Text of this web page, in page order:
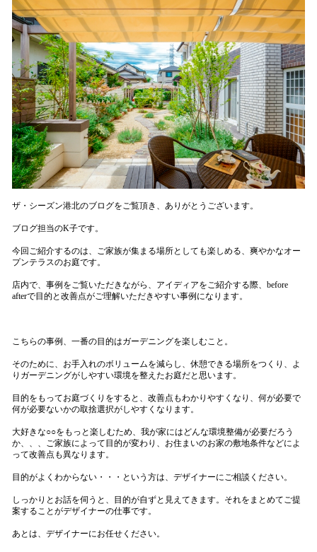
ザ・シーズン港北のブログをご覧頂き、ありがとうございます。
ブログ担当のK子です。
今回ご紹介するのは、ご家族が集まる場所としても楽しめる、爽やかなオー
プンテラスのお庭です。
店内で、事例をご覧いただきながら、アイディアをご紹介する際、before
afterで目的と改善点がご理解いただきやすい事例になります。
こちらの事例、一番の目的はガーデニングを楽しむこと。
そのために、お手入れのボリュームを減らし、休憩できる場所をつくり、よ
りガーデニングがしやすい環境を整えたお庭だと思います。
目的をもってお庭づくりをすると、改善点もわかりやすくなり、何が必要で
何が必要ないかの取捨選択がしやすくなります。
大好きな○○をもっと楽しむため、我が家にはどんな環境整備が必要だろう
か、、、ご家族によって目的が変わり、お住まいのお家の敷地条件などによ
って改善点も異なります。
目的がよくわからない・・・という方は、デザイナーにご相談ください。
しっかりとお話を伺うと、目的が自ずと見えてきます。それをまとめてご提
案することがデザイナーの仕事です。
あとは、デザイナーにお任せください。